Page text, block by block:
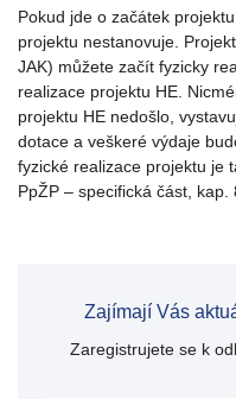
Pokud jde o začátek
projektu nestanovuje.
JAK) můžete začít fyzicky
realizace projektu HE.
projektu HE nedošlo,
dotace a veškeré výdaje
fyzické realizace projektu je
PpŽP – specifická část, kap.
Zajímají Vás
Zaregistrujete se k